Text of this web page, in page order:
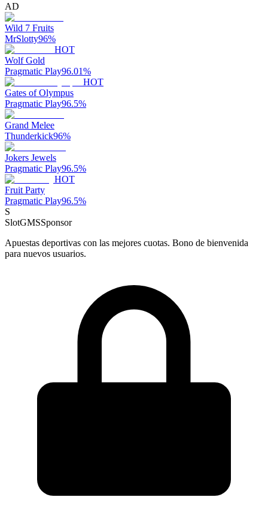
AD
Wild 7 Fruits
MrSlotty96%
HOT
Wolf Gold
Pragmatic Play96.01%
HOT
Gates of Olympus
Pragmatic Play96.5%
Grand Melee
Thunderkick96%
Jokers Jewels
Pragmatic Play96.5%
HOT
Fruit Party
Pragmatic Play96.5%
S
SlotGMSSponsor
Apuestas deportivas con las mejores cuotas. Bono de bienvenida
para nuevos usuarios.